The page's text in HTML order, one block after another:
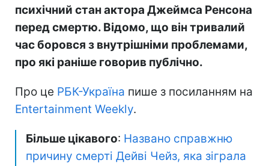
психічний стан актора Джеймса Ренсона
перед смертю. Відомо, що він тривалий
час боровся з внутрішніми проблемами,
про які раніше говорив публічно.
Про це РБК-Україна пише з посиланням на
Entertainment Weekly.
Більше цікавого: Названо справжню
причину смерті Дейві Чейз, яка зіграла